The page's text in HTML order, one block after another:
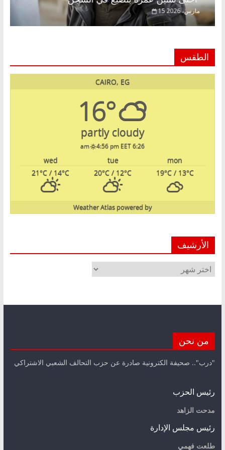
15 مارس، 2026
الطقس
CAIRO, EG
16°
partly cloudy
6:26 am
4:56 pm EET
mon
tue
wed
19°C/ 13°C
20°C / 12°C
21°C / 14°C
powered by
Weather Atlas
الأرشيف
الأرشيف
من نحن
"درب".. صحيفة الكترونية صادرة عن حزب التحالف الشعبي الاشتراكي
رئيس الحزب
مدحت الزاهد
رئيس مجلس الإدارة
طلعت فهمي